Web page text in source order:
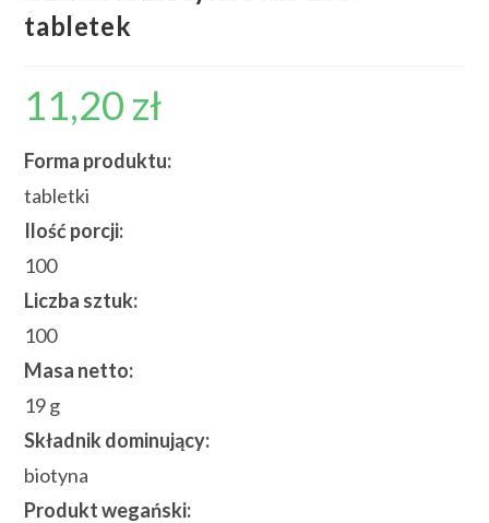
tabletek
11,20 zł
Forma produktu:
tabletki
Ilość porcji:
100
Liczba sztuk:
100
Masa netto:
19 g
Składnik dominujący:
biotyna
Produkt wegański: